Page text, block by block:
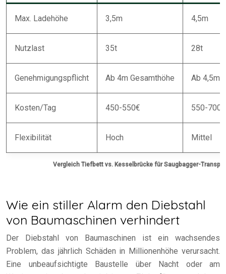
Vergleich Tiefbett vs. Kesselbrücke für Saugbagger-
Max. Ladehöhe 3,5m 4,5m
Nutzlast 35t 28t
Genehmigungspflicht Ab 4m Gesamthöhe Ab 4,5m
Kosten/Tag 450-550€ 550-700€
Flexibilität Hoch Mittel
Wie ein stiller Alarm den Diebstahl
von Baumaschinen verhindert
Der Diebstahl von Baumaschinen ist ein wachsendes
Problem, das jährlich Schäden in Millionenhöhe verursacht.
Eine unbeaufsichtigte Baustelle über Nacht oder am